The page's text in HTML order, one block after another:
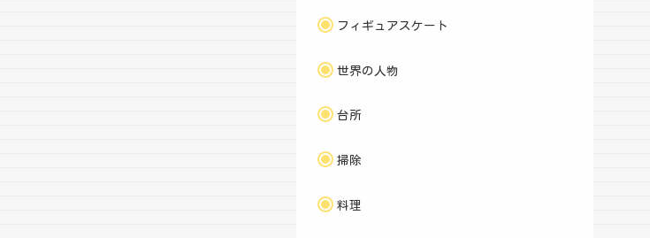
フィギュアスケート
世界の人物
台所
掃除
料理